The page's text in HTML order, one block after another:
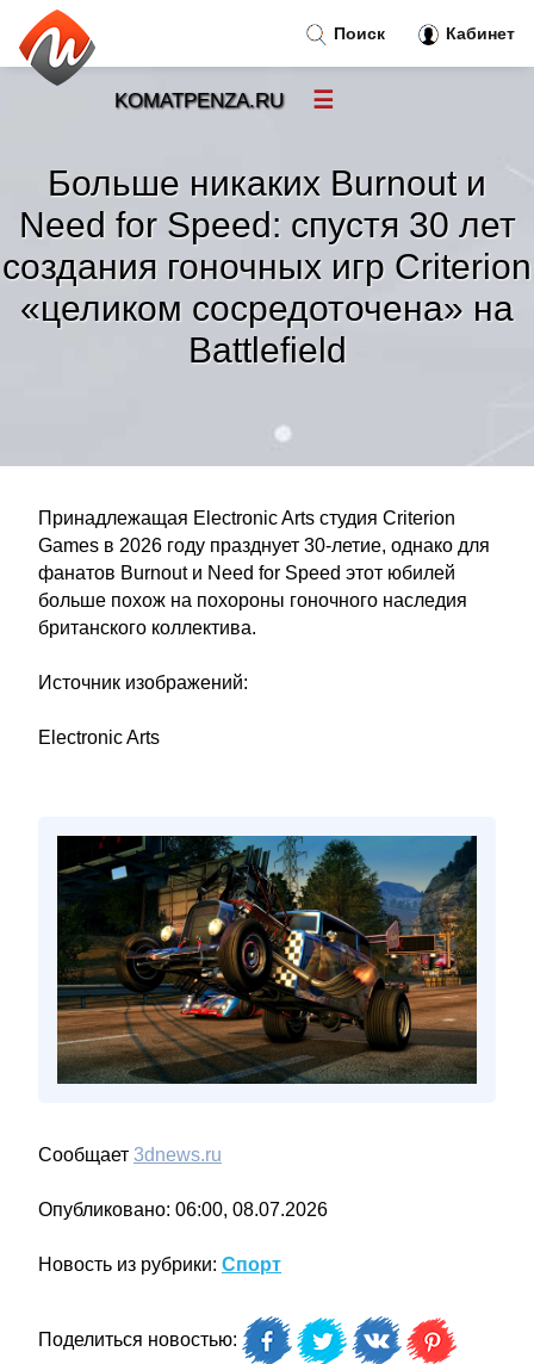
Больше никаких Burnout и
Need for Speed: спустя 30 лет
создания гоночных игр Criterion
«целиком сосредоточена» на
Battlefield
Принадлежащая Electronic Arts студия Criterion
Games в 2026 году празднует 30-летие, однако для
фанатов Burnout и Need for Speed этот юбилей
больше похож на похороны гоночного наследия
британского коллектива.
Источник изображений:
Electronic Arts
Сообщает 3dnews.ru
Опубликовано: 06:00, 08.07.2026
Новость из рубрики: Спорт
Поделиться новостью:
Поиск Кабинет
KOMATPENZA.RU ☰
Новости»
Тренды новостей»
Рубрики»